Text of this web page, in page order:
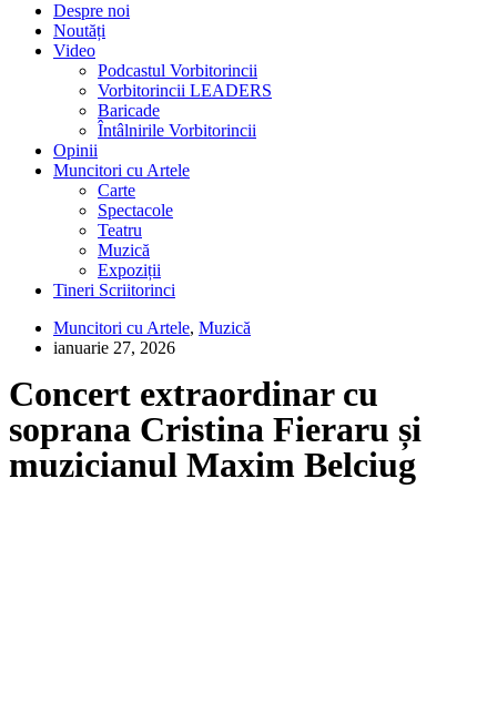
Despre noi
Noutăți
Video
Podcastul Vorbitorincii
Vorbitorincii LEADERS
Baricade
Întâlnirile Vorbitorincii
Opinii
Muncitori cu Artele
Carte
Spectacole
Teatru
Muzică
Expoziții
Tineri Scriitorinci
Muncitori cu Artele, Muzică
ianuarie 27, 2026
Concert extraordinar cu
soprana Cristina Fieraru și
muzicianul Maxim Belciug